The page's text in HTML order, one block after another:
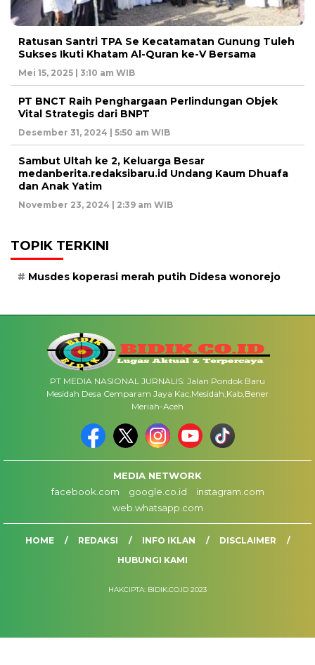
Ratusan Santri TPA Se Kecatamatan Gunung Tuleh
Sukses Ikuti Khatam Al-Quran ke-V Bersama
Mei 15, 2025 | 3:10 am WIB
PT BNCT Raih Penghargaan Perlindungan Objek
Vital Strategis dari BNPT
Desember 31, 2024 | 5:50 am WIB
Sambut Ultah ke 2, Keluarga Besar
medanberita.redaksibaru.id Undang Kaum Dhuafa
dan Anak Yatim
November 23, 2024 | 2:39 am WIB
TOPIK TERKINI
Musdes koperasi merah putih Didesa wonorejo
PT MEDIA NASIONAL JURNALIS: Jalan Pondok Baru
Mesidah Desa Cemparam Jaya Kac,Mesidah,Kab,Bener
Meriah-Aceh
MEDIA NETWORK
facebook.com
google.co.id
instagram.com
web.whatsapp.com
HOME REDAKSI INFO IKLAN
DISCLAIMER
HUBUNGI KAMI
HAKCIPTA: BIDIK.CO.ID 2023